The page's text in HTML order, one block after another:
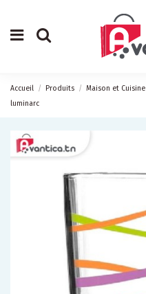
Accueil Produits Maison et Cuisine
luminarc